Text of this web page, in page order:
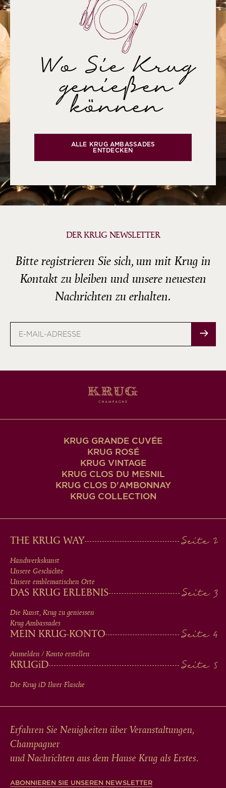
Wo Sie Krug
genießen
können
ALLE KRUG AMBASSADES
ENTDECKEN
DER KRUG NEWSLETTER
Bitte registrieren Sie sich, um mit Krug in
Kontakt zu bleiben und unsere neuesten
Nachrichten zu erhalten.
Mail-
KRUG GRANDE CUVÉE
KRUG ROSÉ
KRUG VINTAGE
KRUG CLOS DU MESNIL
KRUG CLOS D'AMBONNAY
KRUG COLLECTION
MAIN
MEN
IN
FOOTER
THE KRUG WAY
Handwerkskunst
Unsere Geschichte
Unsere emblematischen Orte
DAS KRUG ERLEBNIS
Die Kunst, Krug zu geniessen
Krug Ambassades
MEIN KRUG-KONTO
Anmelden / Konto erstellen
KRUGiD
Die Krug iD Ihrer Flasche
Erfahren Sie Neuigkeiten über Veranstaltungen,
Champagner
und Nachrichten aus dem Hause Krug als Erstes.
ABONNIEREN SIE UNSEREN NEWSLETTER